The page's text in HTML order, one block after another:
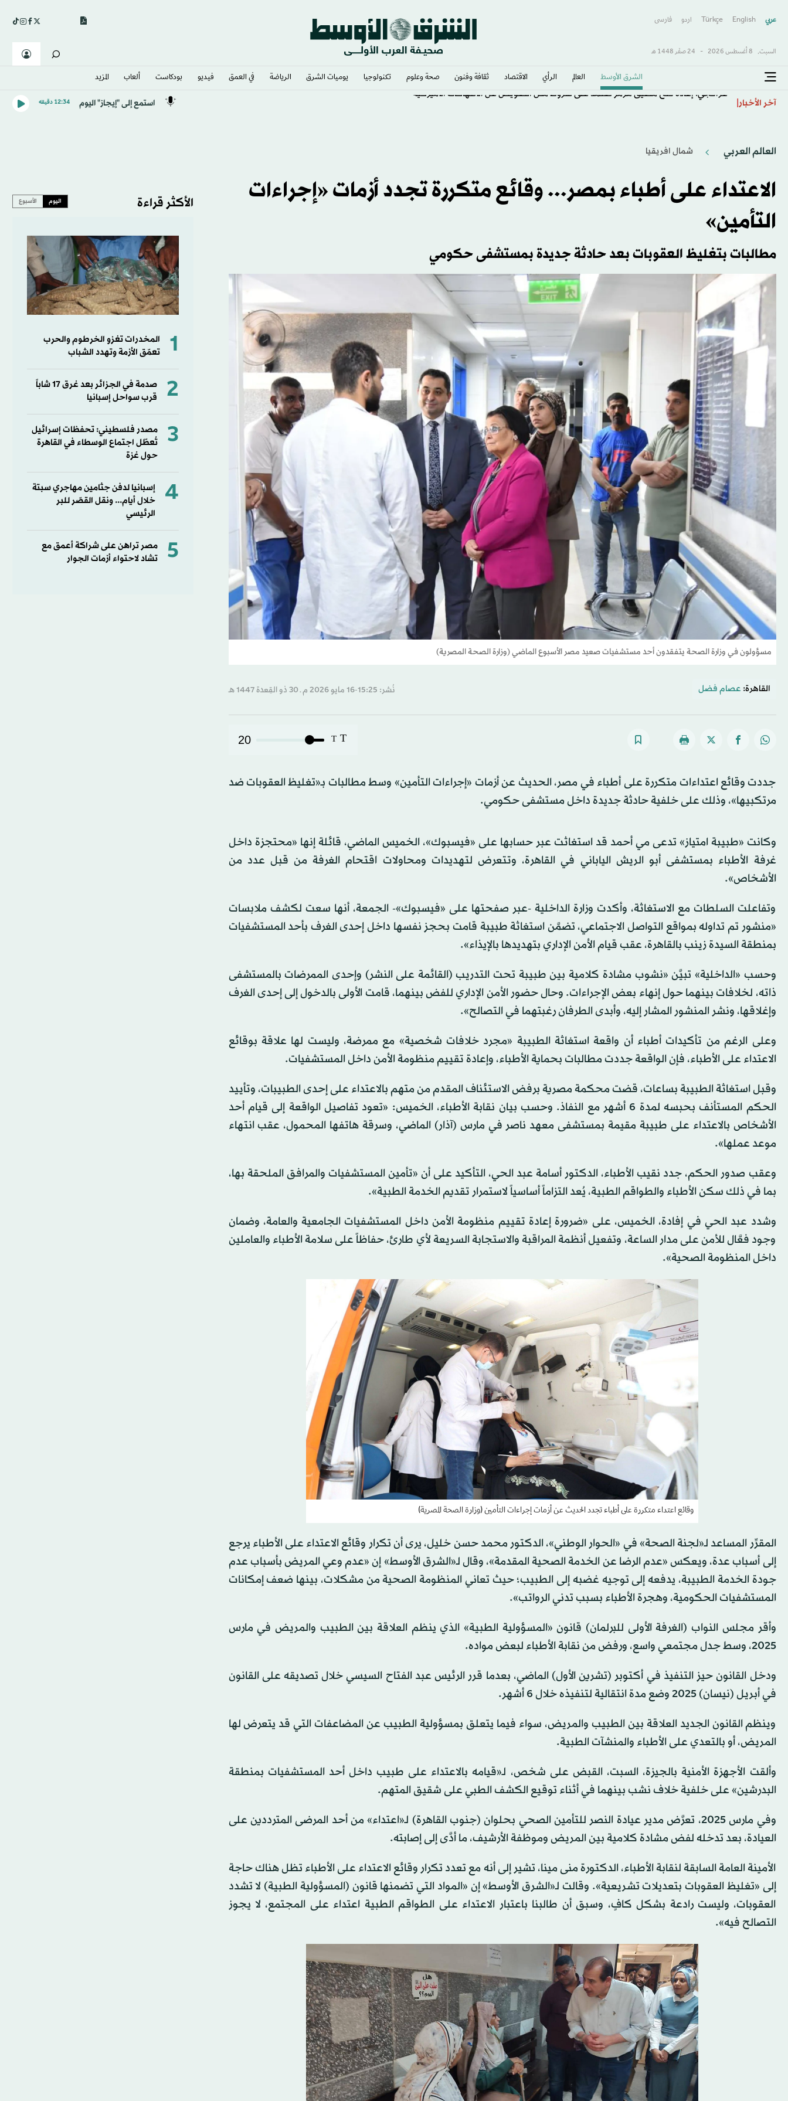
عربي English
Türkçe اردو فارسى
السبت, 8 أغسطس 2026 - 24 صفَر 1448 هـ
الشرق الأوسط​ العالم الرأي الاقتصاد ثقافة وفنون صحة وعلوم تكنولوجيا يوميات الشرق​ الرياضة في العمق فيديو بودكاست ألعاب المزيد
آخر الأخبار عراقجي: إعادة فتح مضيق هرمز تعتمد على شروط مثل التعويض عن الانتهاكات الأميركية استمع إلى "إيجاز" اليوم 12:34 دقيقه
العالم العربي شمال افريقيا
الاعتداء على أطباء بمصر... وقائع متكررة تجدد أزمات «إجراءات
التأمين»
مطالبات بتغليظ العقوبات بعد حادثة جديدة بمستشفى حكومي
مسؤولون في وزارة الصحة يتفقدون أحد مستشفيات صعيد مصر الأسبوع الماضي (وزارة الصحة المصرية)
القاهرة: عصام فضل نُشر: 15:25-16 مايو 2026 م ـ 30 ذو القِعدة 1447 هـ
T
T
20
جددت وقائع اعتداءات متكررة على أطباء في مصر، الحديث عن أزمات «إجراءات التأمين» وسط مطالبات بـ«تغليظ العقوبات ضد
مرتكبيها»، وذلك على خلفية حادثة جديدة داخل مستشفى حكومي.
وكانت «طبيبة امتياز» تدعى مي أحمد قد استغاثت عبر حسابها على «فيسبوك»، الخميس الماضي، قائلة إنها «محتجزة داخل
غرفة الأطباء بمستشفى أبو الريش الياباني في القاهرة، وتتعرض لتهديدات ومحاولات اقتحام الغرفة من قبل عدد من
الأشخاص».
وتفاعلت السلطات مع الاستغاثة، وأكدت وزارة الداخلية -عبر صفحتها على «فيسبوك»- الجمعة، أنها سعت لكشف ملابسات
«منشور تم تداوله بمواقع التواصل الاجتماعي، تضمَّن استغاثة طبيبة قامت بحجز نفسها داخل إحدى الغرف بأحد المستشفيات
بمنطقة السيدة زينب بالقاهرة، عقب قيام الأمن الإداري بتهديدها بالإيذاء».
وحسب «الداخلية» تبيَّن «نشوب مشادة كلامية بين طبيبة تحت التدريب (القائمة على النشر) وإحدى الممرضات بالمستشفى
ذاته، لخلافات بينهما حول إنهاء بعض الإجراءات. وحال حضور الأمن الإداري للفض بينهما، قامت الأولى بالدخول إلى إحدى الغرف
وإغلاقها، ونشر المنشور المشار إليه، وأبدى الطرفان رغبتهما في التصالح».
وعلى الرغم من تأكيدات أطباء أن واقعة استغاثة الطبيبة «مجرد خلافات شخصية» مع ممرضة، وليست لها علاقة بوقائع
الاعتداء على الأطباء، فإن الواقعة جددت مطالبات بحماية الأطباء، وإعادة تقييم منظومة الأمن داخل المستشفيات.
وقبل استغاثة الطبيبة بساعات، قضت محكمة مصرية برفض الاستئناف المقدم من متهم بالاعتداء على إحدى الطبيبات، وتأييد
الحكم المستأنف بحبسه لمدة 6 أشهر مع النفاذ. وحسب بيان نقابة الأطباء، الخميس: «تعود تفاصيل الواقعة إلى قيام أحد
الأشخاص بالاعتداء على طبيبة مقيمة بمستشفى معهد ناصر في مارس (آذار) الماضي، وسرقة هاتفها المحمول، عقب انتهاء
موعد عملها».
وعقب صدور الحكم، جدد نقيب الأطباء، الدكتور أسامة عبد الحي، التأكيد على أن «تأمين المستشفيات والمرافق الملحقة بها،
بما في ذلك سكن الأطباء والطواقم الطبية، يُعد التزاماً أساسياً لاستمرار تقديم الخدمة الطبية».
وشدد عبد الحي في إفادة، الخميس، على «ضرورة إعادة تقييم منظومة الأمن داخل المستشفيات الجامعية والعامة، وضمان
وجود فعَّال للأمن على مدار الساعة، وتفعيل أنظمة المراقبة والاستجابة السريعة لأي طارئ، حفاظاً على سلامة الأطباء والعاملين
داخل المنظومة الصحية».
وقائع اعتداء متكررة على أطباء تجدد الحديث عن أزمات إجراءات التأمين (وزارة الصحة المصرية)
المقرِّر المساعد لـ«لجنة الصحة» في «الحوار الوطني»، الدكتور محمد حسن خليل، يرى أن تكرار وقائع الاعتداء على الأطباء يرجع
إلى أسباب عدة، ويعكس «عدم الرضا عن الخدمة الصحية المقدمة»، وقال لـ«الشرق الأوسط» إن «عدم وعي المريض بأسباب عدم
جودة الخدمة الطبيبة، يدفعه إلى توجيه غضبه إلى الطبيب؛ حيث تعاني المنظومة الصحية من مشكلات، بينها ضعف إمكانات
المستشفيات الحكومية، وهجرة الأطباء بسبب تدني الرواتب».
وأقر مجلس النواب (الغرفة الأولى للبرلمان) قانون «المسؤولية الطبية» الذي ينظم العلاقة بين الطبيب والمريض في مارس
2025، وسط جدل مجتمعي واسع، ورفض من نقابة الأطباء لبعض مواده.
ودخل القانون حيز التنفيذ في أكتوبر (تشرين الأول) الماضي، بعدما قرر الرئيس عبد الفتاح السيسي خلال تصديقه على القانون
في أبريل (نيسان) 2025 وضع مدة انتقالية لتنفيذه خلال 6 أشهر.
وينظم القانون الجديد العلاقة بين الطبيب والمريض، سواء فيما يتعلق بمسؤولية الطبيب عن المضاعفات التي قد يتعرض لها
المريض، أو بالتعدي على الأطباء والمنشآت الطبية.
وألقت الأجهزة الأمنية بالجيزة، السبت، القبض على شخص، لـ«قيامه بالاعتداء على طبيب داخل أحد المستشفيات بمنطقة
البدرشين» على خلفية خلاف نشب بينهما في أثناء توقيع الكشف الطبي على شقيق المتهم.
وفي مارس 2025، تعرَّض مدير عيادة النصر للتأمين الصحي بحلوان (جنوب القاهرة) لـ«اعتداء» من أحد المرضى المترددين على
العيادة، بعد تدخله لفض مشادة كلامية بين المريض وموظفة الأرشيف، ما أدَّى إلى إصابته.
الأمينة العامة السابقة لنقابة الأطباء، الدكتورة منى مينا، تشير إلى أنه مع تعدد تكرار وقائع الاعتداء على الأطباء تظل هناك حاجة
إلى «تغليظ العقوبات بتعديلات تشريعية». وقالت لـ«الشرق الأوسط» إن «المواد التي تضمنها قانون (المسؤولية الطبية) لا تشدد
العقوبات، وليست رادعة بشكل كافٍ، وسبق أن طالبنا باعتبار الاعتداء على الطواقم الطبية اعتداء على المجتمع، لا يجوز
التصالح فيه».
الأكثر قراءة اليوم الأسبوع
1
المخدرات تغزو الخرطوم والحرب
تعمّق الأزمة وتهدد الشباب
2
صدمة في الجزائر بعد غرق 17 شاباً
قرب سواحل إسبانيا
3
مصدر فلسطيني: تحفظات إسرائيل
تُعطّل اجتماع الوسطاء في القاهرة
حول غزة
4
إسبانيا لدفن جثامين مهاجري سبتة
خلال أيام... ونقل القصّر للبر
الرئيسي
5
مصر تراهن على شراكة أعمق مع
تشاد لاحتواء أزمات الجوار